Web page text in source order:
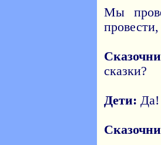
Мы
сказки?
Дети: Да!